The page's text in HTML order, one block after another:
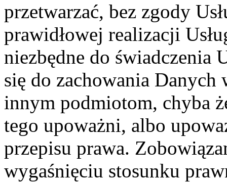
przetwarzać, bez zgody
prawidłowej realizacji
niezbędne do świadczenia
się do zachowania
innym podmiotom, chyba
tego upoważni, albo
przepisu prawa.
wygaśnięciu stosunku